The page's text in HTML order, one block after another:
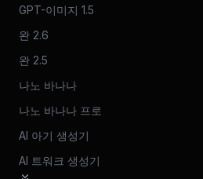
GPT-이미지 1.5
완 2.6
완 2.5
나노 바나나
나노 바나나 프로
AI 아기 생성기
AI 트워크 생성기